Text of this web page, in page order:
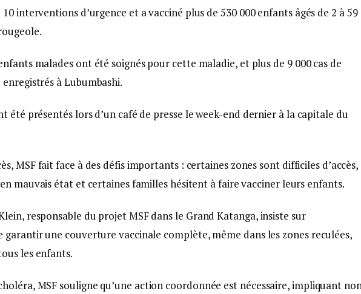
10 interventions d’urgence et a vacciné plus de 530 000 enfants âgés de 2 à 59
malades ont été soignés pour cette maladie, et plus de 9 000 cas de
à Lubumbashi.
été présentés lors d’un café de presse le week-end dernier à la capitale du
MSF fait face à des défis importants : certaines zones sont difficiles d’accès,
mauvais état et certaines familles hésitent à faire vacciner leurs enfants.
responsable du projet MSF dans le Grand Katanga, insiste sur
garantir une couverture vaccinale complète, même dans les zones reculées,
les enfants.
MSF souligne qu’une action coordonnée est nécessaire, impliquant